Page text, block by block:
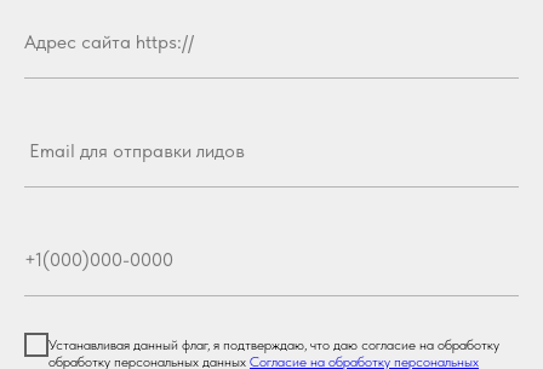
Устанавливая данный флаг, я подтверждаю, что даю согласие на обработку
обработку персональных данных Согласие на обработку персональных